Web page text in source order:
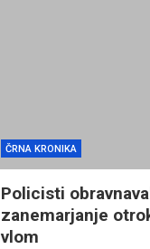
ČRNA KRONIKA
Policisti
zanemarjanje
vlom